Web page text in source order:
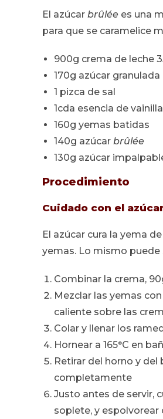
El azúcar brûlée es una
para que se caramelice
900g crema de leche
170g azúcar granulada
1 pizca de sal
1cda esencia de vainilla
160g yemas batidas
140g azúcar brûlée
130g azúcar
Procedimiento
Cuidado con el azúcar
El azúcar cura la yema
yemas. Lo mismo puede
Combinar la crema,
Mezclar las yemas
caliente sobre las
Colar y llenar los
Hornear a 165°C en
Retirar del horno y del
completamente
Justo antes de servir,
soplete, y